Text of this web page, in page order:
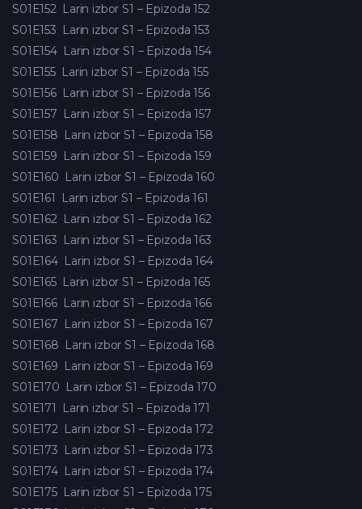
S01E152 Larin izbor S1 – Epizoda 152
S01E153 Larin izbor S1 – Epizoda 153
S01E154 Larin izbor S1 – Epizoda 154
S01E155 Larin izbor S1 – Epizoda 155
S01E156 Larin izbor S1 – Epizoda 156
S01E157 Larin izbor S1 – Epizoda 157
S01E158 Larin izbor S1 – Epizoda 158
S01E159 Larin izbor S1 – Epizoda 159
S01E160 Larin izbor S1 – Epizoda 160
S01E161
Larin izbor S1 – Epizoda 161
S01E162 Larin izbor S1 – Epizoda 162
S01E163 Larin izbor S1 – Epizoda 163
S01E164 Larin izbor S1 – Epizoda 164
S01E165 Larin izbor S1 – Epizoda 165
S01E166 Larin izbor S1 – Epizoda 166
S01E167 Larin izbor S1 – Epizoda 167
S01E168 Larin izbor S1 – Epizoda 168
S01E169 Larin izbor S1 – Epizoda 169
S01E170 Larin izbor S1 – Epizoda 170
S01E171
Larin izbor S1 – Epizoda 171
S01E172 Larin izbor S1 – Epizoda 172
S01E173 Larin izbor S1 – Epizoda 173
S01E174 Larin izbor S1 – Epizoda 174
S01E175 Larin izbor S1 – Epizoda 175